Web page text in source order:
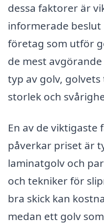
dessa faktorer är
informerade
företag som utför
de mest
typ av golv,
storlek och
En av de viktigaste
påverkar priset är
laminatgolv och
och tekniker för
bra skick kan
medan ett golv